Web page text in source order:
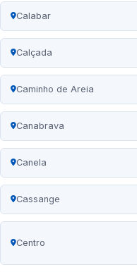
Calabar
Calçada
Caminho de Areia
Canabrava
Canela
Cassange
Centro